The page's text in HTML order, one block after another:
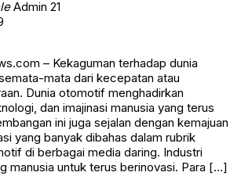
Admin 21
– Kekaguman terhadap dunia
mata dari kecepatan atau
Dunia otomotif menghadirkan
dan imajinasi manusia yang terus
ini juga sejalan dengan kemajuan
yang banyak dibahas dalam rubrik
di berbagai media daring. Industri
manusia untuk terus berinovasi. Para […]